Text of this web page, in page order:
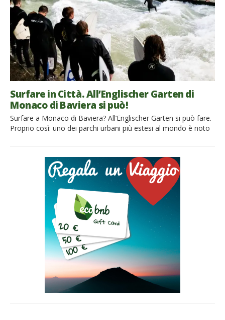
Surfare in Città. All’Englischer Garten di
Monaco di Baviera si può!
Surfare a Monaco di Baviera? All’Englischer Garten si può fare.
Proprio così: uno dei parchi urbani più estesi al mondo è noto
muovervi dal centro di Monaco di Baviera? Si, proprio così, in
qualsiasi stagione è possibile! Passeggiando tra le belle vie
pedonali del centro di Monaco, […]